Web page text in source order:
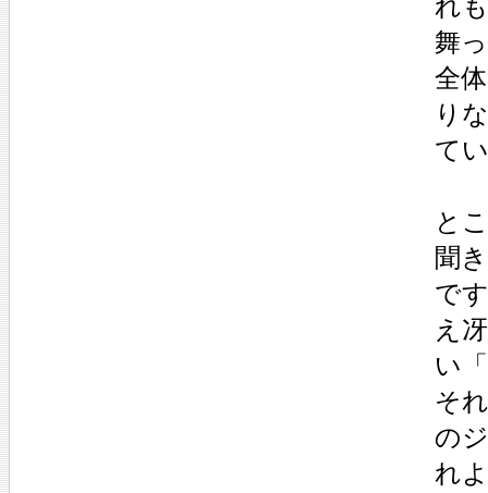
れ
舞
全
り
て
と
聞
で
え
い
そ
の
れ